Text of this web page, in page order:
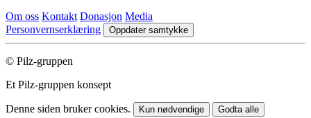
Om oss Kontakt Donasjon Media
Personvernserklæring
Oppdater samtykke
© Pilz-gruppen
Et Pilz-gruppen konsept
Denne siden bruker cookies. Kun nødvendige Godta alle